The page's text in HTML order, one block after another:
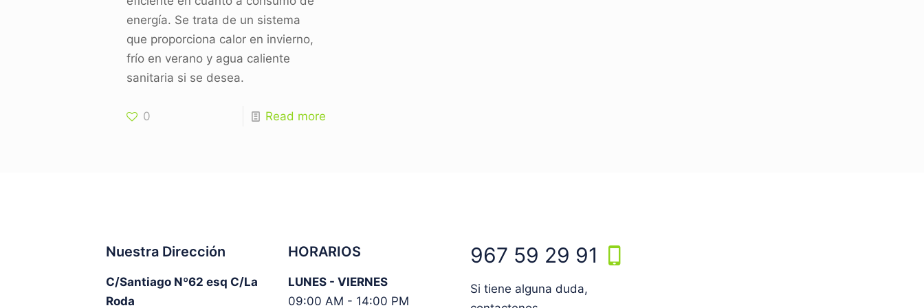
energía. Se trata de un sistema
que proporciona calor en invierno,
frío en verano y agua caliente
sanitaria si se desea.
0 Read more
Nuestra Dirección
C/Santiago Nº62 esq C/La
Roda
HORARIOS
LUNES - VIERNES
09:00 AM - 14:00 PM
967 59 29 91
Si tiene alguna duda,